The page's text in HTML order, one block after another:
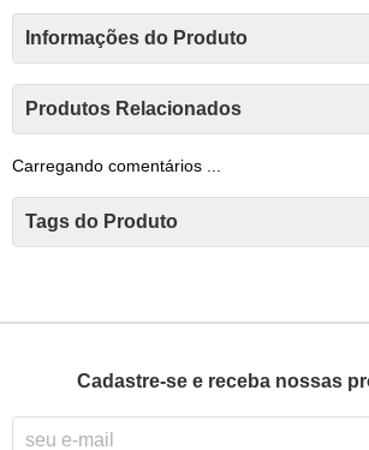
Informações do Produto
Produtos Relacionados
Carregando comentários ...
Tags do Produto
Cadastre-se e receba nossas